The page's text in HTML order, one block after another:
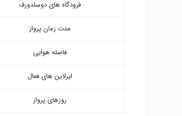
فرودگاه های دوسلدورف
مدت زمان پرواز
فاصله هوایی
ایرلاین های فعال
روزهای پرواز